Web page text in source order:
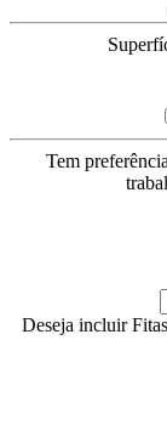
Tem
Deseja incluir